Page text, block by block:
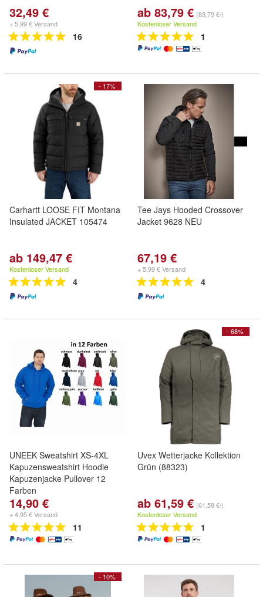
32,49 €
+ 5,99 € Versand
16
ab 83,79 € (83,79 €/)
Kostenloser Versand
1
- 17%
Carhartt LOOSE FIT Montana
Insulated JACKET 105474
ab 149,47 €
Kostenloser Versand
4
Tee Jays Hooded Crossover
Jacket 9628 NEU
67,19 €
+ 5,99 € Versand
4
UNEEK Sweatshirt XS-4XL
Kapuzensweatshirt Hoodie
Kapuzenjacke Pullover 12
Farben
14,90 €
+ 4,95 € Versand
11
- 68%
Uvex Wetterjacke Kollektion
Grün (88323)
ab 61,59 € (61,59 €/)
Kostenloser Versand
1
- 10%